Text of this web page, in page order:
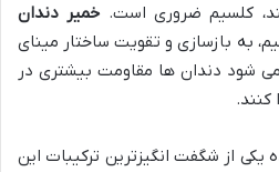
کلسیم ضروری است. خمیر دندان
به بازسازی و تقویت ساختار مینای
شود دندان ها مقاومت بیشتری در
کنند.
یکی از شگفت انگیزترین ترکیبات این